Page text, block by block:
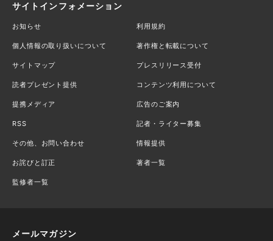
サイトインフォメーション
お知らせ 利用規約
個人情報の取り扱いについて 著作権と転載について
サイトマップ プレスリリース受付
読者プレゼント提供 コンテンツ利用について
提携メディア 広告のご案内
RSS 記者・ライター募集
その他、お問い合わせ 情報提供
お詫びと訂正 著者一覧
監修者一覧
メールマガジン